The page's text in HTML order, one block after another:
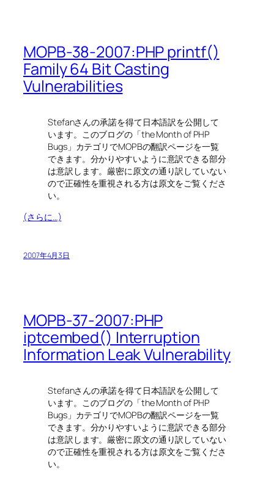
MOPB-38-2007:PHP printf()
Family 64 Bit Casting
Vulnerabilities
Stefanさんの承諾を得て日本語訳を公開して
います。このブログの「the Month of PHP
Bugs」カテゴリでMOPBの翻訳ページを一覧
できます。分かりやすいように意訳できる部分
は意訳します。厳密に原文の通り訳していない
ので正確性を重視される方は原文をご覧くださ
い。
(さらに…)
2007年4月3日
MOPB-37-2007:PHP
iptcembed() Interruption
Information Leak Vulnerability
Stefanさんの承諾を得て日本語訳を公開して
います。このブログの「the Month of PHP
Bugs」カテゴリでMOPBの翻訳ページを一覧
できます。分かりやすいように意訳できる部分
は意訳します。厳密に原文の通り訳していない
ので正確性を重視される方は原文をご覧くださ
い。